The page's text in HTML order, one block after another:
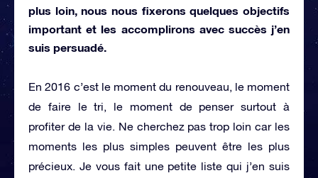
plus loin, nous nous fixerons quelques objectifs
important et les accomplirons avec succès j’en
suis persuadé.
En 2016 c’est le moment du renouveau, le moment
de faire le tri, le moment de penser surtout à
profiter de la vie. Ne cherchez pas trop loin car les
moments les plus simples peuvent être les plus
précieux. Je vous fait une petite liste qui j’en suis